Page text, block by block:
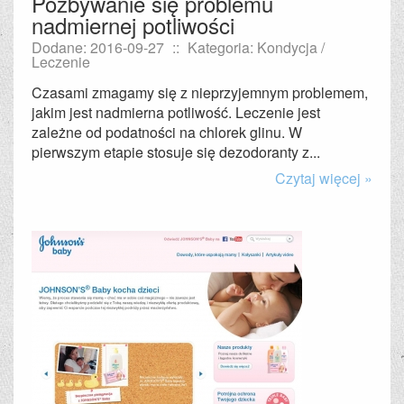
nadmiernej potliwości
Dodane: 2016-09-27 :: Kategoria: Kondycja /
Leczenie
Czasami zmagamy się z nieprzyjemnym problemem,
jakim jest nadmierna potliwość. Leczenie jest
zależne od podatności na chlorek glinu. W
pierwszym etapie stosuje się dezodoranty z...
Czytaj więcej »